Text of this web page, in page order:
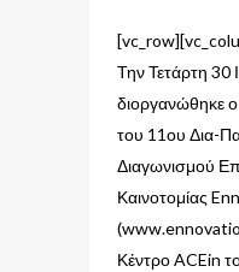
Την Τετάρτη 30
διοργανώθηκε ο
του 11ου Δια-
Διαγωνισμού
Καινοτομίας
Κέντρο ACEin